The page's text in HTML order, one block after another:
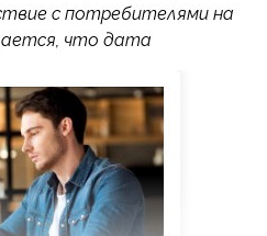
с потребителями на
что дата